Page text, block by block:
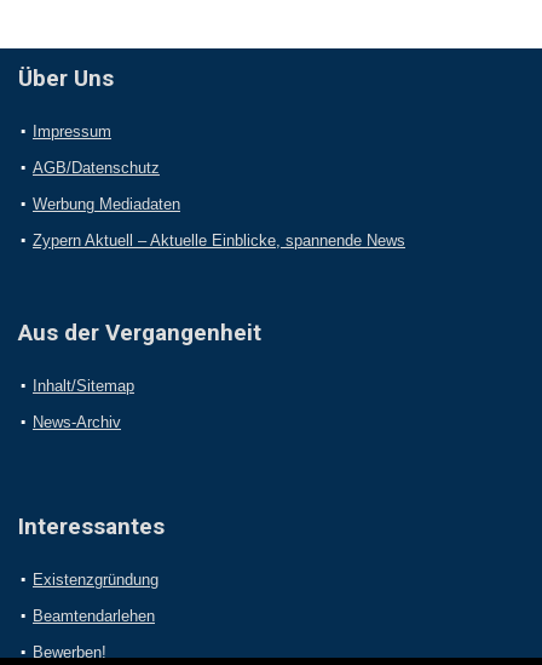
Über Uns
Impressum
AGB/Datenschutz
Werbung Mediadaten
Zypern Aktuell – Aktuelle Einblicke, spannende News
Aus der Vergangenheit
Inhalt/Sitemap
News-Archiv
Interessantes
Existenzgründung
Beamtendarlehen
Bewerben!